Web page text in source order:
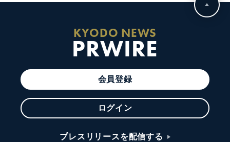
KYODO NEWS
PRWIRE
会員登録
ログイン
プレスリリースを配信する